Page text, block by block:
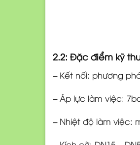
2.2: Đặc điểm kỹ
– Kết nối: phương
– Áp lực làm việc:
– Nhiệt độ làm việc: